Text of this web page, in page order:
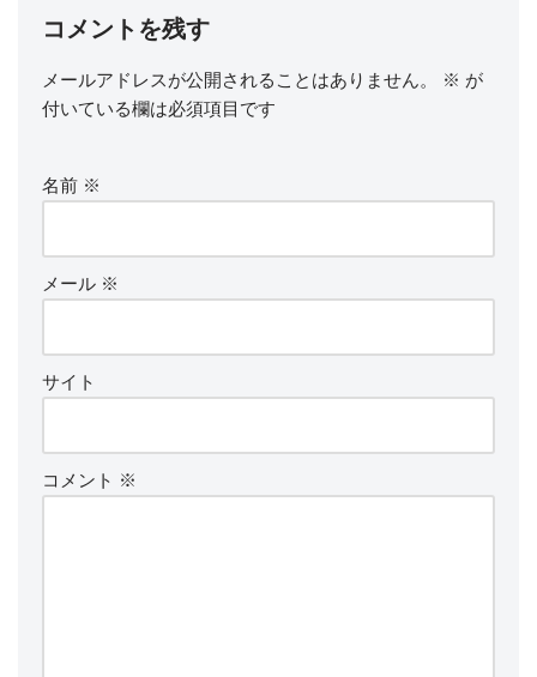
コメントを残す
メールアドレスが公開されることはありません。 ※ が
付いている欄は必須項目です
名前 ※
メール ※
サイト
コメント ※